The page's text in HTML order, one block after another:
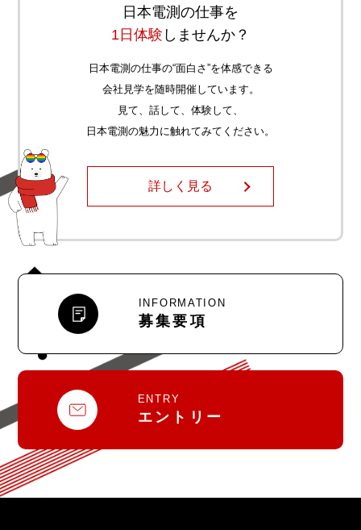
日本電測の仕事を
1日体験 しませんか？
日本電測の仕事の“面白さ”を体感できる
会社見学を随時開催しています。
見て、話して、体験して、
日本電測の魅力に触れてみてください。
詳しく見る
INFORMATION
募集要項
ENTRY
エントリー